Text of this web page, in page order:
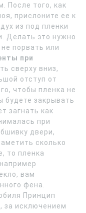
После того, как
прислоните ее к
из под пленки
Делать это нужно
порвать или
при
сверху вниз,
отступ от
чтобы пленка не
будете закрывать
загнать как
при
двери,
сколько
то пленка
вам
фена.
Принцип
за исключением